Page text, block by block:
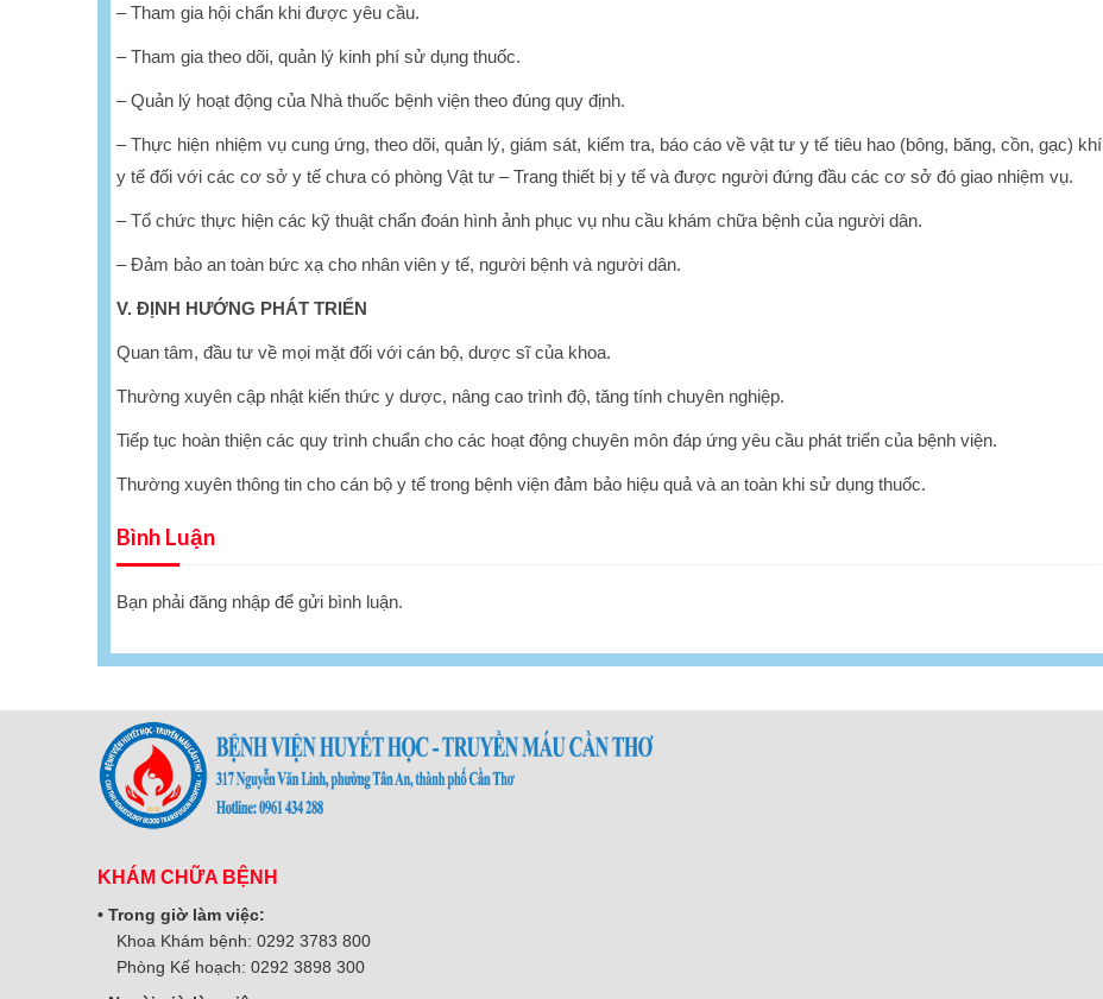
– Tham gia hội chẩn khi được yêu cầu.
– Tham gia theo dõi, quản lý kinh phí sử dụng thuốc.
– Quản lý hoạt động của Nhà thuốc bệnh viện theo đúng quy định.
– Thực hiện nhiệm vụ cung ứng, theo dõi, quản lý, giám sát, kiểm tra, báo cáo về vật tư y tế tiêu hao (bông, băng, cồn, gạc) khí
y tế đối với các cơ sở y tế chưa có phòng Vật tư – Trang thiết bị y tế và được người đứng đầu các cơ sở đó giao nhiệm vụ.
– Tổ chức thực hiện các kỹ thuật chẩn đoán hình ảnh phục vụ nhu cầu khám chữa bệnh của người dân.
– Đảm bảo an toàn bức xạ cho nhân viên y tế, người bệnh và người dân.
V. ĐỊNH HƯỚNG PHÁT TRIỂN
Quan tâm, đầu tư về mọi mặt đối với cán bộ, dược sĩ của khoa.
Thường xuyên cập nhật kiến thức y dược, nâng cao trình độ, tăng tính chuyên nghiệp.
Tiếp tục hoàn thiện các quy trình chuẩn cho các hoạt động chuyên môn đáp ứng yêu cầu phát triển của bệnh viện.
Thường xuyên thông tin cho cán bộ y tế trong bệnh viện đảm bảo hiệu quả và an toàn khi sử dụng thuốc.
Bình Luận
Bạn phảiđăng nhập để gửi bình luận.
KHÁM CHỮA BỆNH
• Trong giờ làm việc:
Khoa Khám bệnh: 0292 3783 800
Phòng Kế hoạch: 0292 3898 300